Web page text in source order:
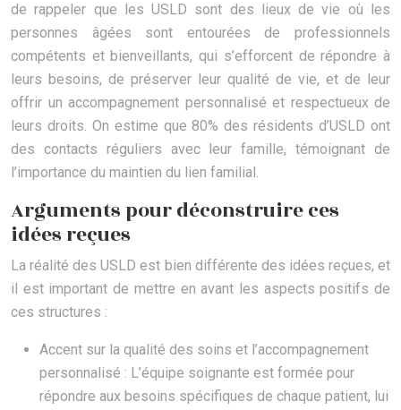
de rappeler que les USLD sont des lieux de vie où les
personnes âgées sont entourées de professionnels
compétents et bienveillants, qui s’efforcent de répondre à
leurs besoins, de préserver leur qualité de vie, et de leur
offrir un accompagnement personnalisé et respectueux de
leurs droits. On estime que 80% des résidents d’USLD ont
des contacts réguliers avec leur famille, témoignant de
l’importance du maintien du lien familial.
Arguments pour déconstruire ces
idées reçues
La réalité des USLD est bien différente des idées reçues, et
il est important de mettre en avant les aspects positifs de
ces structures :
Accent sur la qualité des soins et l’accompagnement
personnalisé : L’équipe soignante est formée pour
répondre aux besoins spécifiques de chaque patient, lui